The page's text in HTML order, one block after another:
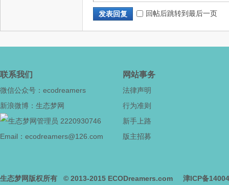
城
发表回复 回帖后跳转到最后一页
联系我们
微信公众号：ecodreamers
新浪微博：生态梦网
2220930746
Email：ecodreamers@126.com
网站事务
法律声明
行为准则
新手上路
版主招募
生态梦网版权所有 © 2013-2015 ECODreamers.com 津ICP备